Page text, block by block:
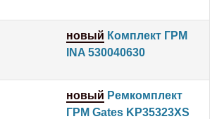
новый Комплект ГРМ
INA 530040630
новый Ремкомплект
ГРМ Gates KP35323XS